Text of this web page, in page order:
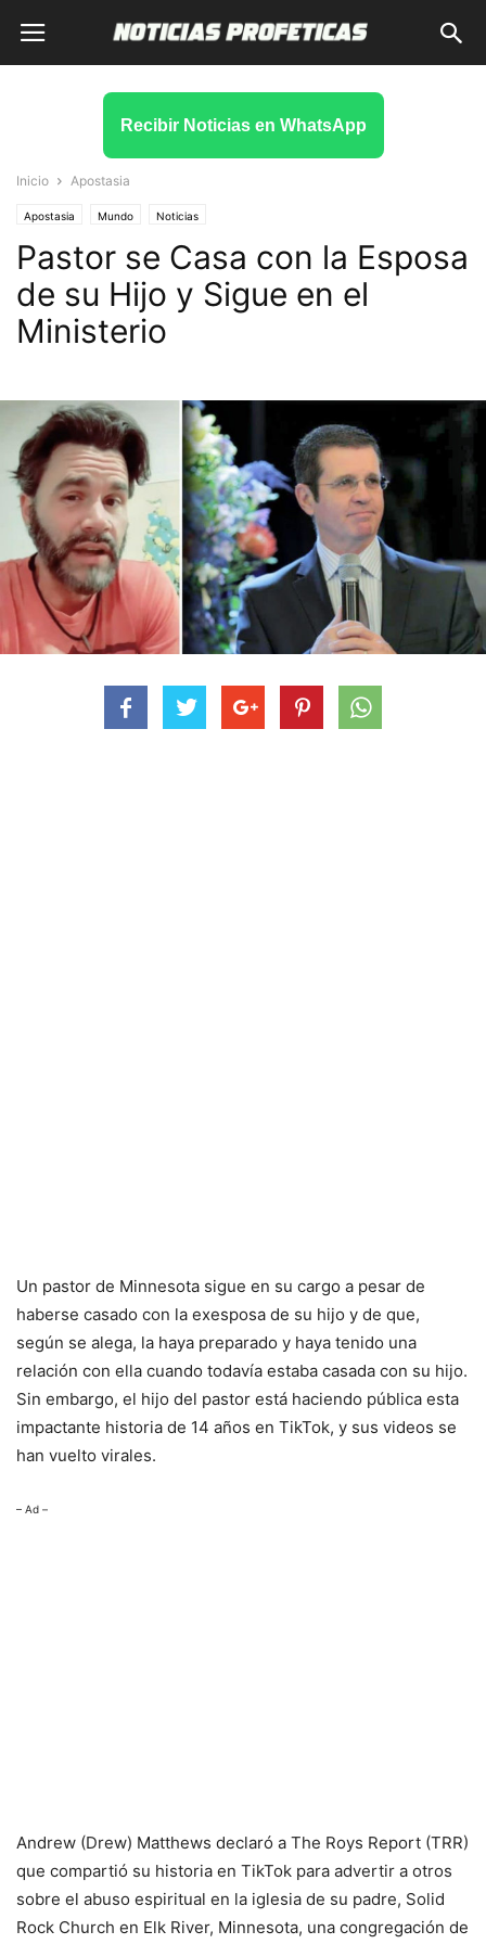
Recibir Noticias en WhatsApp
Inicio Apostasia
Apostasia Mundo Noticias
Pastor se Casa con la Esposa
de su Hijo y Sigue en el
Ministerio
Un pastor de Minnesota sigue en su cargo a pesar de
haberse casado con la exesposa de su hijo y de que,
según se alega, la haya preparado y haya tenido una
relación con ella cuando todavía estaba casada con su hijo.
Sin embargo, el hijo del pastor está haciendo pública esta
impactante historia de 14 años en TikTok, y sus videos se
han vuelto virales.
– Ad –
Andrew (Drew) Matthews declaró a The Roys Report (TRR)
que compartió su historia en TikTok para advertir a otros
sobre el abuso espiritual en la iglesia de su padre, Solid
Rock Church en Elk River, Minnesota, una congregación de